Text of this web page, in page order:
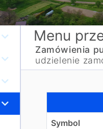
Menu
Zamówienia
udzielenie
Plan
Symbol